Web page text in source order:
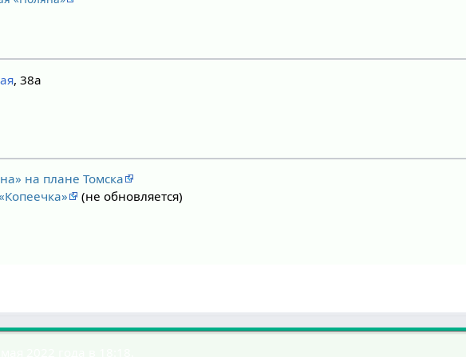
, 38а
на плане Томска
(не обновляется)